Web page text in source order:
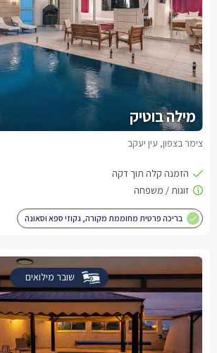
מילה בוטיק
צימר בצפון, עין יעקב
בריכה פרטית מחוממת מקורה, גקוזי ספא וסאונה
שובר מילואים